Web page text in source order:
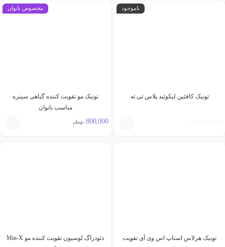
ناموجود
تونیک کافئین لیکوئید پلاس ثی ثه
مخصوص بانوان
تونیک مو تقویت کننده گیاهی سینره
مناسب بانوان
800,000 تومان
تونیک هرلاس استاپ اس وی آی تقویت
دئودراگ لوسیون تقویت کننده مو Min-X